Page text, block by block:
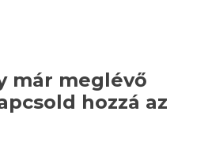
már meglévő
hozzá az